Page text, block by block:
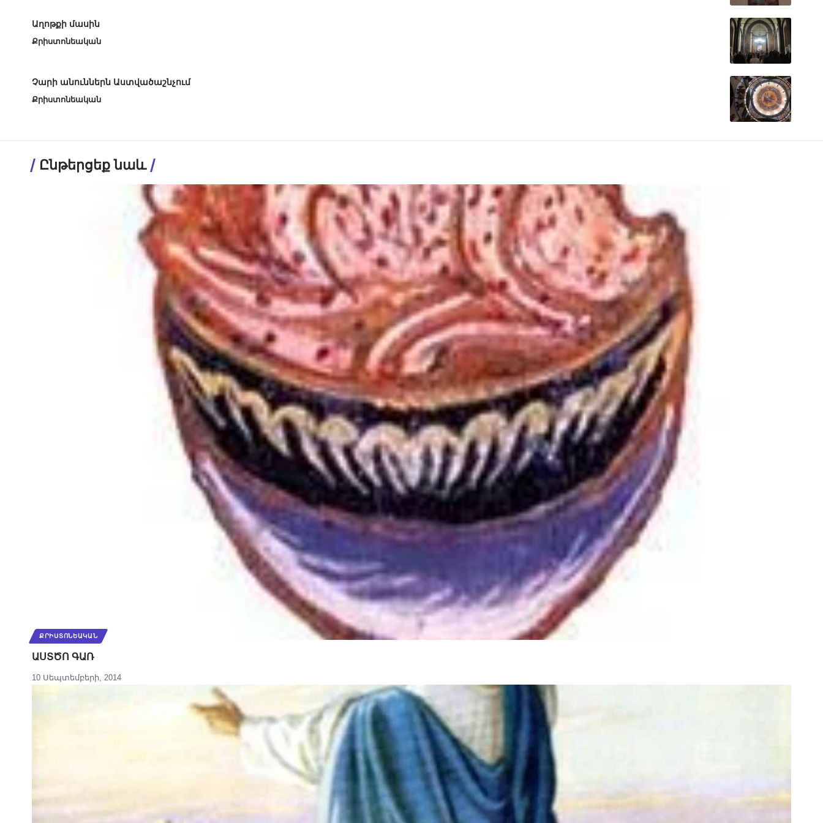
Աղոթքի մասին
Քրիստոնեական
Չարի անուններն Աստվածաշնչում
Քրիստոնեական
Ընթերցեք նաև
ՔՐԻՍՏՈՆԵԱԿԱՆ
ԱՍՏԾՈ ԳԱՌ
10 Սեպտեմբերի, 2014